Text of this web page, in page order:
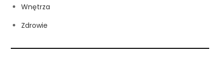
Wnętrza
Zdrowie